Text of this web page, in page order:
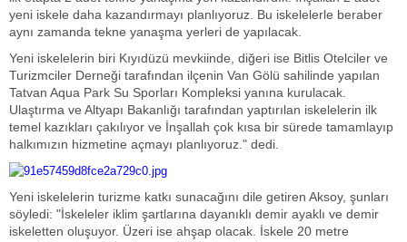
yeni iskele daha kazandırmayı planlıyoruz. Bu iskelelerle beraber
aynı zamanda tekne yanaşma yerleri de yapılacak.
Yeni iskelelerin biri Kıyıdüzü mevkiinde, diğeri ise Bitlis Otelciler ve
Turizmciler Derneği tarafından ilçenin Van Gölü sahilinde yapılan
Tatvan Aqua Park Su Sporları Kompleksi yanına kurulacak.
Ulaştırma ve Altyapı Bakanlığı tarafından yaptırılan iskelelerin ilk
temel kazıkları çakılıyor ve İnşallah çok kısa bir sürede tamamlayıp
halkımızın hizmetine açmayı planlıyoruz." dedi.
Yeni iskelelerin turizme katkı sunacağını dile getiren Aksoy, şunları
söyledi: "İskeleler iklim şartlarına dayanıklı demir ayaklı ve demir
iskeletten oluşuyor. Üzeri ise ahşap olacak. İskele 20 metre